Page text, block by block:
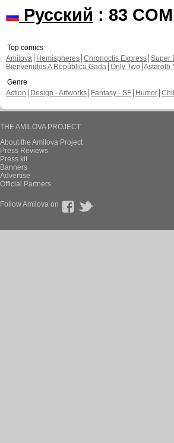
Русский : 83
Top comics
Amilova
Hemispheres Chronoctis Express Super
Bienvenidos A República Gada Only Two Astaroth
Genre
Action
Design - Artworks Fantasy - SF Humor
THE AMILOVA PROJECT
About the Amilova Project
Press Reviews
Press kit
Banners
Advertise
Official Partners
Follow Amilova on